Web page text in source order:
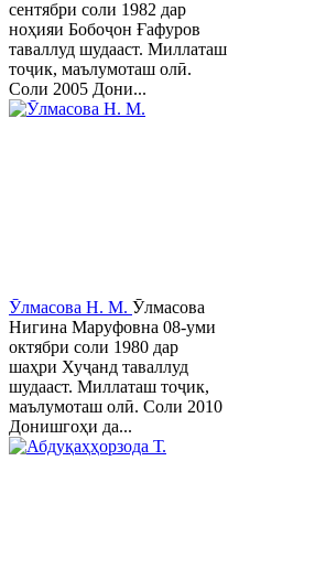
сентябри соли 1982 дар
ноҳияи Бобоҷон Ғафуров
таваллуд шудааст. Миллаташ
тоҷик, маълумоташ олӣ.
Соли 2005 Дони...
Ӯлмасова Н. М. Ӯлмасова
Нигина Маруфовна 08-уми
октябри соли 1980 дар
шаҳри Хуҷанд таваллуд
шудааст. Миллаташ тоҷик,
маълумоташ олӣ. Соли 2010
Донишгоҳи да...